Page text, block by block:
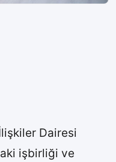
Dairesi
işbirliği ve